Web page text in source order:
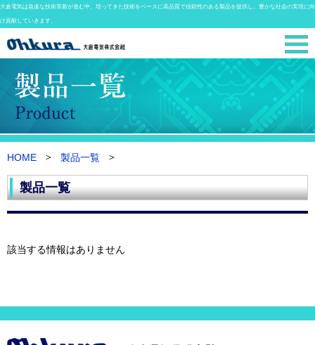
大倉電気は急速な技術革新が進む中、培ってきた技術をベースに高品質で信頼性のある製品を提供し、豊かな社会の実現に向
け貢献していきます。
HOME 製品一覧
製品一覧
該当する情報はありません